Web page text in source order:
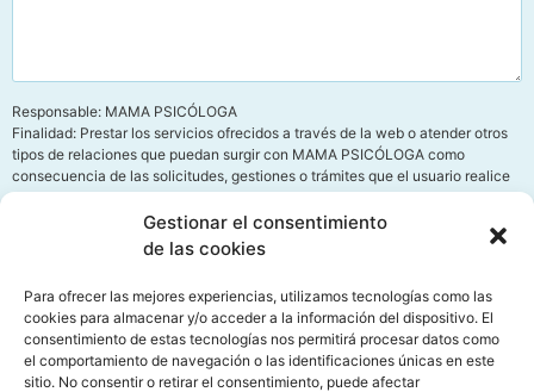
Gestionar el consentimiento
de las cookies
Para ofrecer las mejores experiencias, utilizamos tecnologías como las
cookies para almacenar y/o acceder a la información del dispositivo. El
consentimiento de estas tecnologías nos permitirá procesar datos como
el comportamiento de navegación o las identificaciones únicas en este
sitio. No consentir o retirar el consentimiento, puede afectar
Responsable: MAMA PSICÓLOGA
Finalidad: Prestar los servicios ofrecidos a través de la web o atender otros
tipos de relaciones que puedan surgir con MAMA PSICÓLOGA como
consecuencia de las solicitudes, gestiones o trámites que el usuario realice
mediante la web.
Legitimación: Consentimiento del interesado según lo dispuesto en el
Reglamento (UE) 2016/679 y la LOPDGDD 3/2018.
Destinatarios: Fichero interno automatizado de MAMA PSICÓLOGA y
que se establezca cuando exista autorización legal por el usuario para
hacerlo.
Derechos: Acceso, rectificación, cesión, oposición y derecho al olvido.
Información adicional: Puede obtener toda la Información adicional y